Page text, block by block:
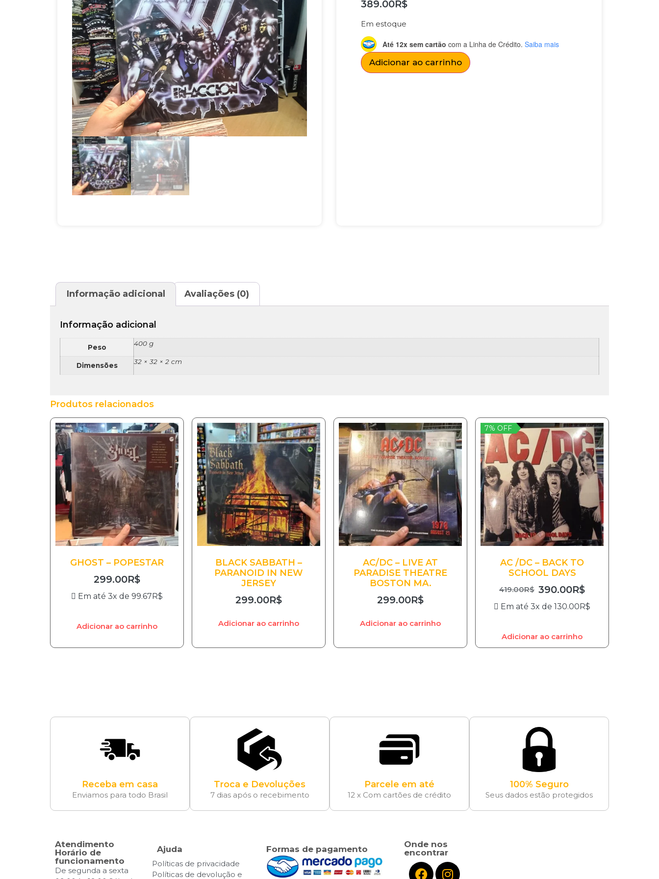
389.00R$
Em estoque
Até 12x sem cartão com a Linha de Crédito. Saiba mais
Adicionar ao carrinho
Informação adicional Avaliações (0)
Informação adicional
Peso 400 g
Dimensões 32 × 32 × 2 cm
Produtos relacionados
GHOST – POPESTAR
299.00R$
Em até 3x de 99.67R$
Adicionar ao carrinho
BLACK SABBATH –
PARANOID IN NEW
JERSEY
299.00R$
Adicionar ao carrinho
AC/DC – LIVE AT
PARADISE THEATRE
BOSTON MA.
299.00R$
Adicionar ao carrinho
7% OFF
AC /DC – BACK TO
SCHOOL DAYS
419.00R$ 390.00R$
Em até 3x de 130.00R$
Adicionar ao carrinho
Receba em casa
Enviamos para todo Brasil
Troca e Devoluções
7 dias após o recebimento
Parcele em até
12 x Com cartões de crédito
100% Seguro
Seus dados estão protegidos
Atendimento
Horário de
funcionamento
De segunda a sexta
Ajuda
Políticas de privacidade
Políticas de devolução e
Formas de pagamento
Onde nos
encontrar